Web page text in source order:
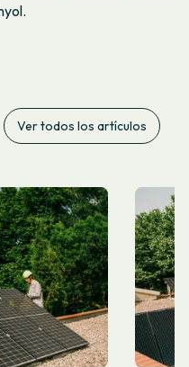
Ver todos los artículos